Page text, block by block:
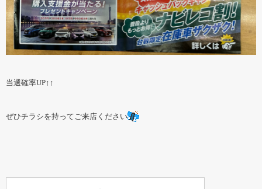
当選確率UP↑↑
ぜひチラシを持ってご来店ください